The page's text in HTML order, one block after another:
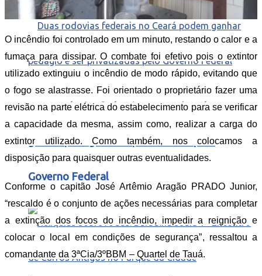
Duas rodovias federais no Ceará podem
ganhar pedágio e ser privatizadas pelo
Governo Federal
O incêndio foi controlado em um minuto, restando o calor e a
fumaça para dissipar. O combate foi efetivo pois o extintor
utilizado extinguiu o incêndio de modo rápido, evitando que
o fogo se alastrasse. Foi orientado o proprietário fazer uma
revisão na parte elétrica do estabelecimento para se verificar
a capacidade da mesma, assim como, realizar a carga do
extintor utilizado. Como também, nos colocamos a
disposição para quaisquer outras eventualidades.
Conforme o capitão José Artêmio Aragão PRADO Junior,
“rescaldo é o conjunto de ações necessárias para completar
a extinção dos focos do incêndio, impedir a reignição e
colocar o local em condições de segurança”, ressaltou a
comandante da 3ªCia/3ºBBM – Quartel de Tauá.